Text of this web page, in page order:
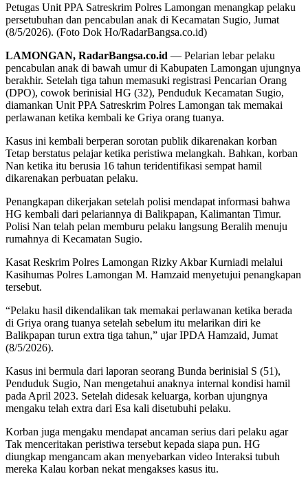
Petugas Unit PPA Satreskrim Polres Lamongan menangkap pelaku
persetubuhan dan pencabulan anak di Kecamatan Sugio, Jumat
(8/5/2026). (Foto Dok Ho/RadarBangsa.co.id)
LAMONGAN, RadarBangsa.co.id — Pelarian lebar pelaku
pencabulan anak di bawah umur di Kabupaten Lamongan ujungnya
berakhir. Setelah tiga tahun memasuki registrasi Pencarian Orang
(DPO), cowok berinisial HG (32), Penduduk Kecamatan Sugio,
diamankan Unit PPA Satreskrim Polres Lamongan tak memakai
perlawanan ketika kembali ke Griya orang tuanya.
Kasus ini kembali berperan sorotan publik dikarenakan korban
Tetap berstatus pelajar ketika peristiwa melangkah. Bahkan, korban
Nan ketika itu berusia 16 tahun teridentifikasi sempat hamil
dikarenakan perbuatan pelaku.
Penangkapan dikerjakan setelah polisi mendapat informasi bahwa
HG kembali dari pelariannya di Balikpapan, Kalimantan Timur.
Polisi Nan telah pelan memburu pelaku langsung Beralih menuju
rumahnya di Kecamatan Sugio.
Kasat Reskrim Polres Lamongan Rizky Akbar Kurniadi melalui
Kasihumas Polres Lamongan M. Hamzaid menyetujui penangkapan
tersebut.
“Pelaku hasil dikendalikan tak memakai perlawanan ketika berada
di Griya orang tuanya setelah sebelum itu melarikan diri ke
Balikpapan turun extra tiga tahun,” ujar IPDA Hamzaid, Jumat
(8/5/2026).
Kasus ini bermula dari laporan seorang Bunda berinisial S (51),
Penduduk Sugio, Nan mengetahui anaknya internal kondisi hamil
pada April 2023. Setelah didesak keluarga, korban ujungnya
mengaku telah extra dari Esa kali disetubuhi pelaku.
Korban juga mengaku mendapat ancaman serius dari pelaku agar
Tak menceritakan peristiwa tersebut kepada siapa pun. HG
diungkap mengancam akan menyebarkan video Interaksi tubuh
mereka Kalau korban nekat mengakses kasus itu.